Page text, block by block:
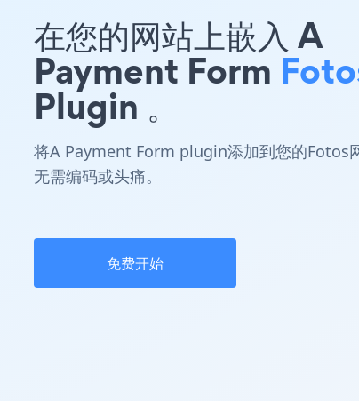
在您的网站上嵌入 A
Payment Form
Plugin 。
将A Payment Form plugin添加到您的Fotos
无需编码或头痛。
免费开始